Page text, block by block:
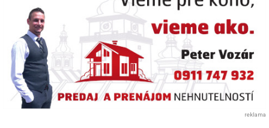
reklama